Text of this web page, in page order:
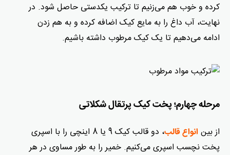
کرده و خوب هم می‌زنیم تا ترکیب یکدستی حاصل شود. در
نهایت، آب داغ را به مایع کیک اضافه کرده و به هم زدن
ادامه می‌دهیم تا یک کیک مرطوب داشته باشیم.
مرحله چهارم؛ پخت کیک پرتقال شکلاتی
از بین انواع قالب
، دو قالب کیک 9 یا 8 اینچی را با اسپری
پخت نچسب اسپری می‌کنیم. خمیر را به طور مساوی در هر